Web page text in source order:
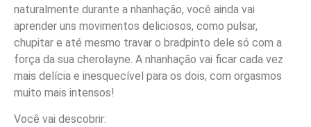
naturalmente durante a nhanhação, você ainda vai
aprender uns movimentos deliciosos, como pulsar,
chupitar e até mesmo travar o bradpinto dele só com a
força da sua cherolayne. A nhanhação vai ficar cada vez
mais delícia e inesquecível para os dois, com orgasmos
muito mais intensos!
Você vai descobrir: